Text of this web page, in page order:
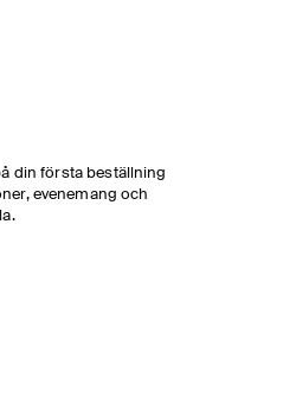
din första beställning
evenemang och